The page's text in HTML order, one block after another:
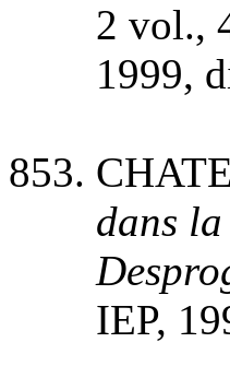
2 vol.,
1999,
dans
IEP,